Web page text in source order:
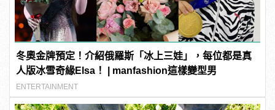
冬奧金牌預定！介紹俄羅斯「冰上三娃」，每位都是真
人版冰雪奇緣Elsa！ | manfashion這樣變型男
ENTERTAINMENT